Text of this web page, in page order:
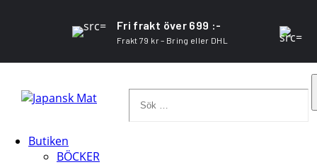
Fri frakt över 699 :-
Frakt 79 kr – Bring eller DHL
Butiken
BÖCKER